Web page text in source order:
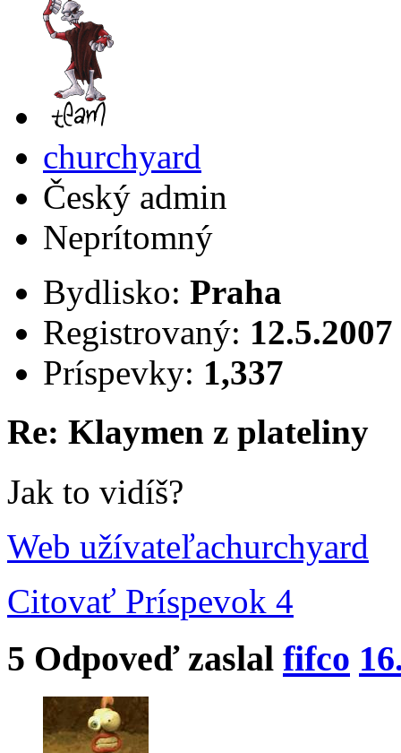
churchyard
Český admin
Neprítomný
Bydlisko: Praha
Registrovaný: 12.5.2007
Príspevky: 1,337
Re: Klaymen z plateliny
Jak to vidíš?
Web užívateľachurchyard
Citovať Príspevok 4
5 Odpoveď zaslal fifco